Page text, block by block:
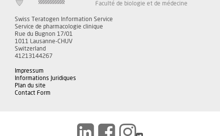
Faculté de biologie et de médecine
Swiss Teratogen Information Service
Service de pharmacologie clinique
Rue du Bugnon 17/01
1011 Lausanne-CHUV
Switzerland
41213144267
Impressum
Informations Juridiques
Plan du site
Contact Form